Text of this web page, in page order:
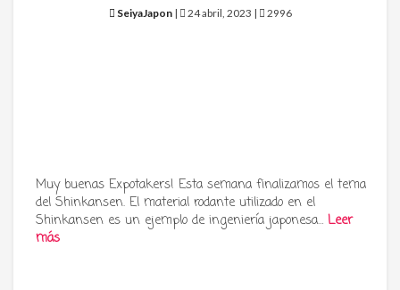
SeiyaJapon| 24 abril, 2023 | 2996
Muy buenas Expotakers! Esta semana finalizamos el tema
del Shinkansen. El material rodante utilizado en el
Shinkansen es un ejemplo de ingeniería japonesa… Leer
más